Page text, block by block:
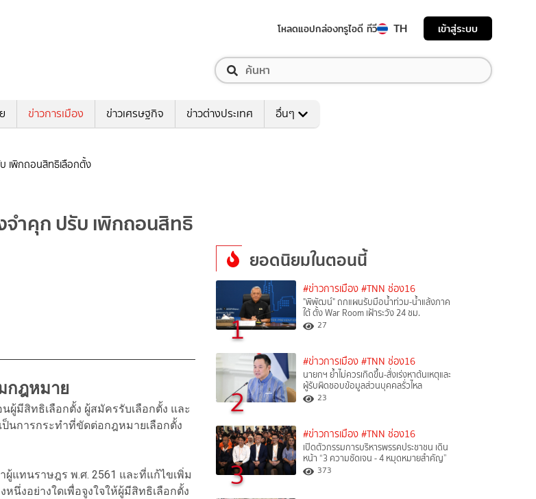
โหลดแอปกล่องทรูไอดี ทีวี TH เข้าสู่ระบบ
ข่าวการเมือง ข่าวเศรษฐกิจ ข่าวต่างประเทศ อื่นๆ
เพิกถอนสิทธิเลือกตั้ง
ำคุก ปรับ เพิกถอนสิทธิ
กฎหมาย
ผู้มีสิทธิเลือกตั้ง ผู้สมัครรับเลือกตั้ง และ
ป็นการกระทำที่ขัดต่อกฎหมายเลือกตั้ง
แทนราษฎร พ.ศ. 2561 และที่แก้ไขเพิ่ม
นึ่งอย่างใดเพื่อจูงใจให้ผู้มีสิทธิเลือกตั้ง
ยอดนิยมในตอนนี้
1
#ข่าวการเมือง #TNN ช่อง16
"พิพัฒน์" ถกแผนรับมือน้ำท่วม-น้ำแล้งภาค
ใต้ ตั้ง War Room เฝ้าระวัง 24 ชม.
27
2
#ข่าวการเมือง #TNN ช่อง16
นายกฯ ย้ำไม่ควรเกิดขึ้น-สั่งเร่งหาต้นเหตุและ
ผู้รับผิดชอบข้อมูลส่วนบุคคลรั่วไหล
23
3
#ข่าวการเมือง #TNN ช่อง16
เปิดตัวกรรมการบริหารพรรคประชาชน เดิน
หน้า “3 ความชัดเจน - 4 หมุดหมายสำคัญ”
373